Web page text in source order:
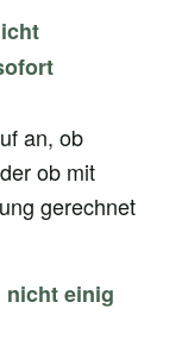
an, ob
ob mit
gerechnet
nicht einig